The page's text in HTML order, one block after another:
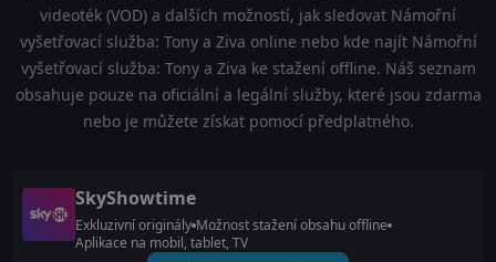
videoték (VOD) a dalších možností, jak sledovat Námořní
vyšetřovací služba: Tony a Ziva online nebo kde najít Námořní
vyšetřovací služba: Tony a Ziva ke stažení offline. Náš seznam
obsahuje pouze na oficiální a legální služby, které jsou zdarma
nebo je můžete získat pomocí předplatného.
SkyShowtime
Exkluzivní originály Možnost stažení obsahu offline
Aplikace na mobil, tablet, TV